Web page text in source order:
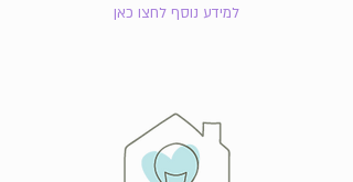
למידע נוסף לחצו כאן